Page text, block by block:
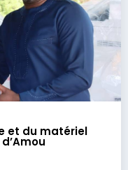
et du matériel